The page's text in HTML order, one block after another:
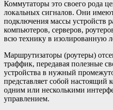
Коммутаторы это своего рода
локальных сигналов. Они
подключения массы устройств
компьютеров, серверов,
всю технику в изолированную
Маршрутизаторы (роутеры)
траффик, передавая полезные
устройства в нужный
представляет собой настоящий
одним или несколькими
управлением.